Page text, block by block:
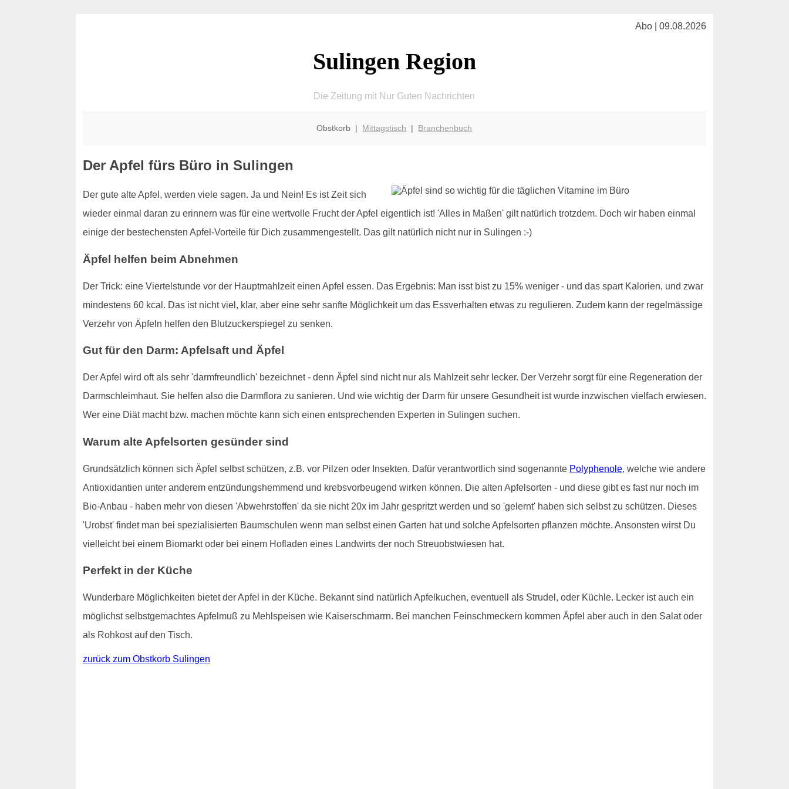
Abo | 09.08.2026
Sulingen Region
Die Zeitung mit Nur Guten Nachrichten
Obstkorb | Mittagstisch | Branchenbuch
Der Apfel fürs Büro in Sulingen
Der gute alte Apfel, werden viele sagen. Ja und Nein! Es ist Zeit sich
wieder einmal daran zu erinnern was für eine wertvolle Frucht der Apfel eigentlich ist! 'Alles in Maßen' gilt natürlich trotzdem. Doch wir haben einmal
einige der bestechensten Apfel-Vorteile für Dich zusammengestellt. Das gilt natürlich nicht nur in Sulingen :-)
Äpfel helfen beim Abnehmen
Der Trick: eine Viertelstunde vor der Hauptmahlzeit einen Apfel essen. Das Ergebnis: Man isst bist zu 15% weniger - und das spart Kalorien, und zwar
mindestens 60 kcal. Das ist nicht viel, klar, aber eine sehr sanfte Möglichkeit um das Essverhalten etwas zu regulieren. Zudem kann der regelmässige
Verzehr von Äpfeln helfen den Blutzuckerspiegel zu senken.
Gut für den Darm: Apfelsaft und Äpfel
Der Apfel wird oft als sehr 'darmfreundlich' bezeichnet - denn Äpfel sind nicht nur als Mahlzeit sehr lecker. Der Verzehr sorgt für eine Regeneration der
Darmschleimhaut. Sie helfen also die Darmflora zu sanieren. Und wie wichtig der Darm für unsere Gesundheit ist wurde inzwischen vielfach erwiesen.
Wer eine Diät macht bzw. machen möchte kann sich einen entsprechenden Experten in Sulingen suchen.
Warum alte Apfelsorten gesünder sind
Grundsätzlich können sich Äpfel selbst schützen, z.B. vor Pilzen oder Insekten. Dafür verantwortlich sind sogenannte Polyphenole, welche wie andere
Antioxidantien unter anderem entzündungshemmend und krebsvorbeugend wirken können. Die alten Apfelsorten - und diese gibt es fast nur noch im
Bio-Anbau - haben mehr von diesen 'Abwehrstoffen' da sie nicht 20x im Jahr gespritzt werden und so 'gelernt' haben sich selbst zu schützen. Dieses
'Urobst' findet man bei spezialisierten Baumschulen wenn man selbst einen Garten hat und solche Apfelsorten pflanzen möchte. Ansonsten wirst Du
vielleicht bei einem Biomarkt oder bei einem Hofladen eines Landwirts der noch Streuobstwiesen hat.
Perfekt in der Küche
Wunderbare Möglichkeiten bietet der Apfel in der Küche. Bekannt sind natürlich Apfelkuchen, eventuell als Strudel, oder Küchle. Lecker ist auch ein
möglichst selbstgemachtes Apfelmuß zu Mehlspeisen wie Kaiserschmarrn. Bei manchen Feinschmeckern kommen Äpfel aber auch in den Salat oder
als Rohkost auf den Tisch.
zurück zum Obstkorb Sulingen